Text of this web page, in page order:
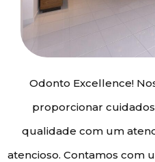
Odonto Excellence!
proporcionar
qualidade com um
atencioso. Contamos com